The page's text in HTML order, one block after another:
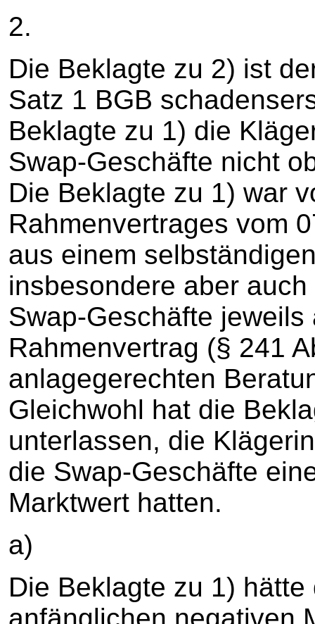
2.
Die Beklagte zu 2) ist
Satz 1 BGB
Beklagte zu 1) die
Swap-Geschäfte nicht
Die Beklagte zu 1) war
Rahmenvertrages vom
aus einem
insbesondere aber
Swap-Geschäfte
Rahmenvertrag (§ 241
anlagegerechten
Gleichwohl hat die
unterlassen, die
die Swap-Geschäfte
Marktwert hatten.
a)
Die Beklagte zu 1)
anfänglichen negativen